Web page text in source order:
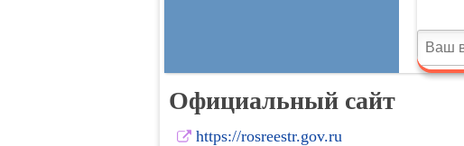
Официальный сайт
https://rosreestr.gov.ru